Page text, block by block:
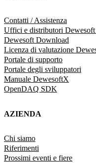
Contatti / Assistenza
Uffici e distributori
Dewesoft Download
Licenza di valutazione
Portale di supporto
Portale degli sviluppatori
Manuale DewesoftX
OpenDAQ SDK
AZIENDA
Chi siamo
Riferimenti
Prossimi eventi e fiere